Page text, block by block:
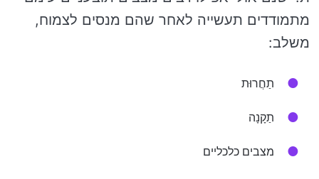
מתמודדים תעשייה לאחר שהם מנסים לצמוח,
משלב:
תַחֲרוּת
תַקָנָה
מצבים כלכליים